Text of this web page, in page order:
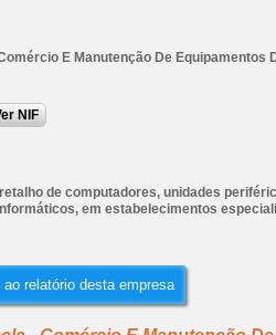
E Manutenção De Equipamentos
NIF
de computadores, unidades
em estabelecimentos
relatório desta empresa